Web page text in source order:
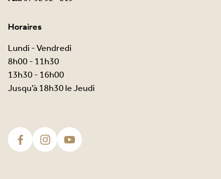
Horaires
Lundi - Vendredi
8h00 - 11h30
13h30 - 16h00
Jusqu’à 18h30 le Jeudi